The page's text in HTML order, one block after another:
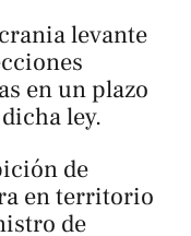
levante
en un plazo
ley.
de
en territorio
de